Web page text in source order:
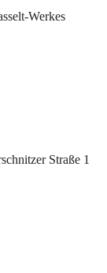
Werkes
Straße 1